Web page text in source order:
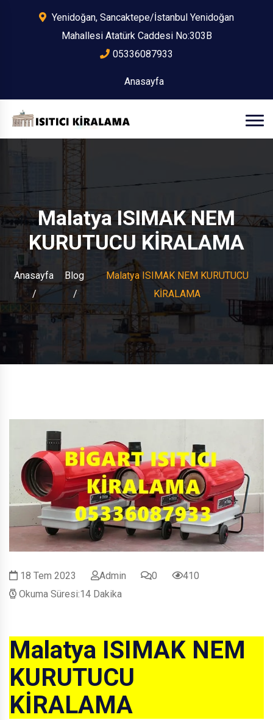
Yenidoğan, Sancaktepe/İstanbul Yenidoğan
Mahallesi Atatürk Caddesi No:303B
05336087933
Anasayfa
Malatya ISIMAK NEM
KURUTUCU KİRALAMA
Anasayfa Blog
Malatya ISIMAK NEM KURUTUCU
KİRALAMA
18 Tem 2023 Admin 0
410
Okuma Süresi:14 Dakika
Malatya ISIMAK NEM
KURUTUCU
KİRALAMA